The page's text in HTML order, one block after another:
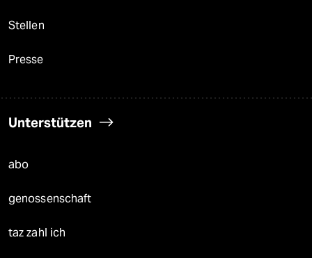
Stellen
Presse
Unterstützen
abo
genossenschaft
taz zahl ich